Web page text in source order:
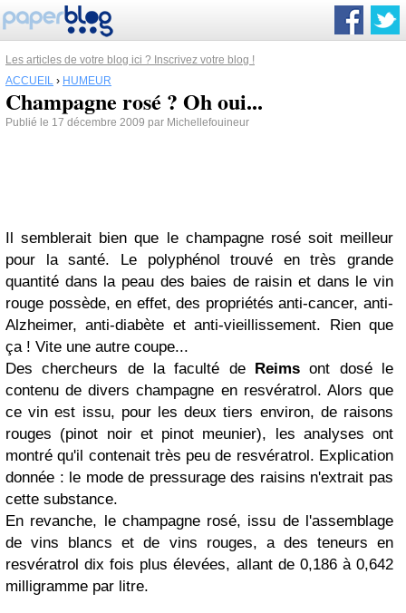
Les articles de votre blog ici ? Inscrivez votre blog !
ACCUEIL › HUMEUR
Champagne rosé ? Oh oui...
Publié le 17 décembre 2009 par Michellefouineur
Il semblerait bien que le champagne rosé soit meilleur
pour la santé. Le polyphénol trouvé en très grande
quantité dans la peau des baies de raisin et dans le vin
rouge possède, en effet, des propriétés anti-cancer, anti-
Alzheimer, anti-diabète et anti-vieillissement. Rien que
ça ! Vite une autre coupe...
Des chercheurs de la faculté de Reims ont dosé le
contenu de divers champagne en resvératrol. Alors que
ce vin est issu, pour les deux tiers environ, de raisons
rouges (pinot noir et pinot meunier), les analyses ont
montré qu'il contenait très peu de resvératrol. Explication
donnée : le mode de pressurage des raisins n'extrait pas
cette substance.
En revanche, le champagne rosé, issu de l'assemblage
de vins blancs et de vins rouges, a des teneurs en
resvératrol dix fois plus élevées, allant de 0,186 à 0,642
milligramme par litre.